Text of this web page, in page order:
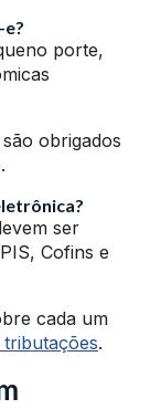
porte,
obrigados
ser
Cofins e
cada um
.